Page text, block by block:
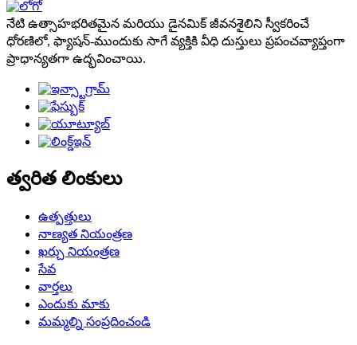
నేటి ఉత్సాహభరితమైన మరియు డైనమిక్ జీవనశైలిని స్వీకరించే
ధోరణిలో, ఫ్యాషన్-ముందుకు సాగే వ్యక్తికి వీధి దుస్తులు ప్రపంచవ్యాప్తంగా
ప్రాధాన్యతగా ఉద్భవించాయి.
త్వరిత లింకులు
ఉత్పత్తులు
నాణ్యత నియంత్రణ
ఖర్చు నియంత్రణ
సేవ
వార్తలు
ఎందుకు మాకు
మమ్మల్ని సంప్రదించండి